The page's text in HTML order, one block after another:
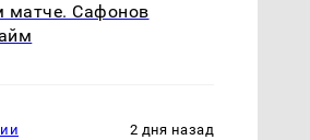
матче. Сафонов
2 дня назад